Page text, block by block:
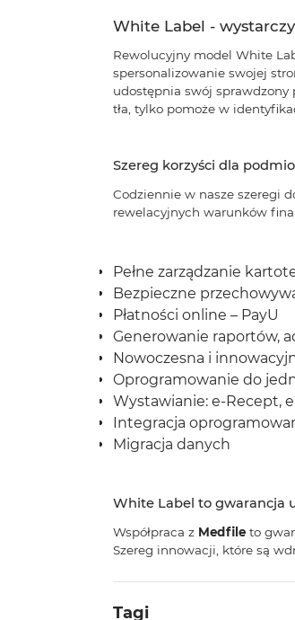
White Label -
Rewolucyjny model White
spersonalizowanie swojej
udostępnia swój
tła, tylko pomoże w
Szereg korzyści dla
Codziennie w nasze szeregi
rewelacyjnych warunków
Pełne zarządzanie
Bezpieczne
Płatności online – PayU
Generowanie raportów,
Nowoczesna i
Oprogramowanie do
Wystawianie: e-Recept,
Integracja
Migracja danych
White Label to gwarancja
Współpraca z Medfileto
Szereg innowacji, które są
Tagi